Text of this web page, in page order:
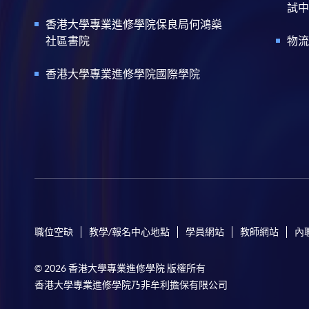
香港大學專業進修學院保良局何鴻燊
社區書院
香港大學專業進修學院國際學院
試
物
職位空缺 教學/報名中心地點 學員網站 教師網站 內
© 2026 香港大學專業進修學院 版權所有
香港大學專業進修學院乃非牟利擔保有限公司